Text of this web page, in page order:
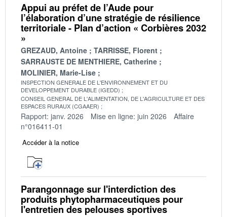
Appui au préfet de l’Aude pour
l’élaboration d’une stratégie de résilience
territoriale - Plan d’action « Corbières 2032
»
GREZAUD, Antoine
TARRISSE, Florent
SARRAUSTE DE MENTHIERE, Catherine
MOLINIER, Marie-Lise
INSPECTION GENERALE DE L'ENVIRONNEMENT ET DU
DEVELOPPEMENT DURABLE (IGEDD)
CONSEIL GENERAL DE L'ALIMENTATION, DE L'AGRICULTURE ET DES
ESPACES RURAUX (CGAAER)
Rapport: janv. 2026 Mise en ligne: juin 2026
Affaire
n°016411-01
Accéder à la notice
Parangonnage sur l'interdiction des
produits phytopharmaceutiques pour
l'entretien des pelouses sportives